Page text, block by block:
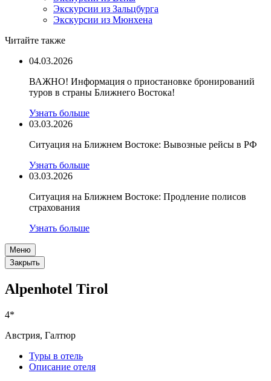
Экскурсии из Зальцбурга
Экскурсии из Мюнхена
Читайте также
04.03.2026
ВАЖНО! Информация о приостановке бронирований
туров в страны Ближнего Востока!
Узнать больше
03.03.2026
Ситуация на Ближнем Востоке: Вывозные рейсы в РФ
Узнать больше
03.03.2026
Ситуация на Ближнем Востоке: Продление полисов
страхования
Узнать больше
Меню
Закрыть
Alpenhotel Tirol
4*
Австрия, Галтюр
Туры в отель
Описание отеля